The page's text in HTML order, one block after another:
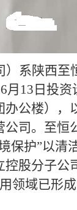
系陕西至
月13日投资
办公楼），
司。 至恒
保护”以清
控股分子公
领域已形